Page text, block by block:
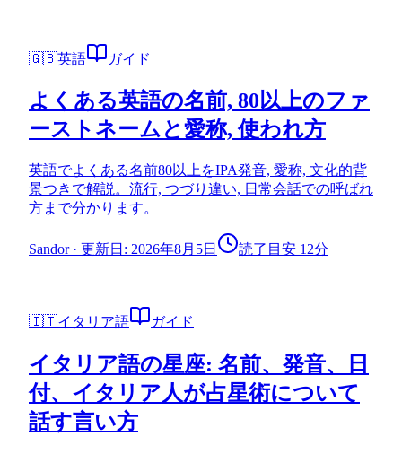
🇬🇧英語 ガイド
よくある英語の名前, 80以上のファ
ーストネームと愛称, 使われ方
英語でよくある名前80以上をIPA発音, 愛称, 文化的背
景つきで解説。流行, つづり違い, 日常会話での呼ばれ
方まで分かります。
Sandor· 更新日: 2026年8月5日 読了目安 12分
🇮🇹イタリア語 ガイド
イタリア語の星座: 名前、発音、日
付、イタリア人が占星術について
話す言い方